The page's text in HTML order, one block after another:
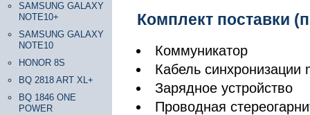
SAMSUNG GALAXY
NOTE10+
SAMSUNG GALAXY
NOTE10
HONOR 8S
BQ 2818 ART XL+
BQ 1846 ONE
POWER
Комплект поставки
Коммуникатор
Кабель синхронизации
Зарядное устройство
Проводная